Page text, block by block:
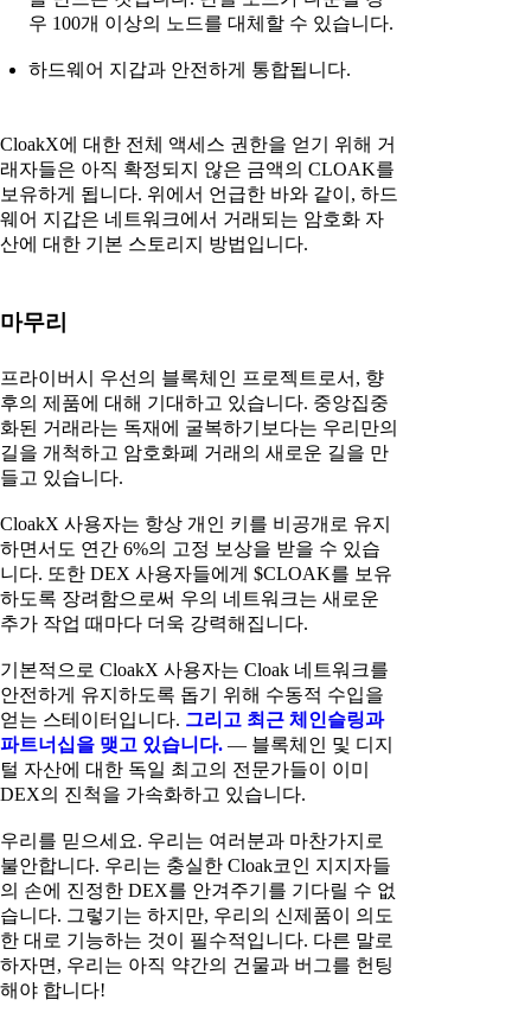
우 100개 이상의 노드를 대체할 수 있습니다.
하드웨어 지갑과 안전하게 통합됩니다.
CloakX에 대한 전체 액세스 권한을 얻기 위해 거
래자들은 아직 확정되지 않은 금액의 CLOAK를
보유하게 됩니다. 위에서 언급한 바와 같이, 하드
웨어 지갑은 네트워크에서 거래되는 암호화 자
산에 대한 기본 스토리지 방법입니다.
마무리
프라이버시 우선의 블록체인 프로젝트로서, 향
후의 제품에 대해 기대하고 있습니다. 중앙집중
화된 거래라는 독재에 굴복하기보다는 우리만의
길을 개척하고 암호화폐 거래의 새로운 길을 만
들고 있습니다.
CloakX 사용자는 항상 개인 키를 비공개로 유지
하면서도 연간 6%의 고정 보상을 받을 수 있습
니다. 또한 DEX 사용자들에게 $CLOAK를 보유
하도록 장려함으로써 우의 네트워크는 새로운
추가 작업 때마다 더욱 강력해집니다.
기본적으로 CloakX 사용자는 Cloak 네트워크를
안전하게 유지하도록 돕기 위해 수동적 수입을
얻는 스테이터입니다. 그리고 최근 체인슬링과
파트너십을 맺고 있습니다. — 블록체인 및 디지
털 자산에 대한 독일 최고의 전문가들이 이미
DEX의 진척을 가속화하고 있습니다.
우리를 믿으세요. 우리는 여러분과 마찬가지로
불안합니다. 우리는 충실한 Cloak코인 지지자들
의 손에 진정한 DEX를 안겨주기를 기다릴 수 없
습니다. 그렇기는 하지만, 우리의 신제품이 의도
한 대로 기능하는 것이 필수적입니다. 다른 말로
하자면, 우리는 아직 약간의 건물과 버그를 헌팅
해야 합니다!